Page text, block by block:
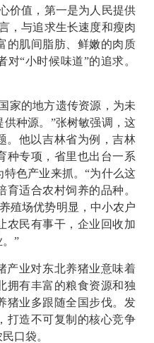
价值，第一是为人民提供
，与追求生长速度和瘦肉
的肌间脂肪、鲜嫩的肉质
“小时候味道”的追求。
家的地方遗传资源，为未
种源。”张树敏强调，这
。他以吉林省为例，吉林
种专项，省里也出台一系
色产业来抓。“为什么这
适合农村饲养的品种。
殖场优势明显，中小农户
农民有事干，企业回收加
”
产业对东北养猪业意味着
拥有丰富的粮食资源和独
猪业多跟随全国步伐。发
打造不可复制的核心竞争
口袋。